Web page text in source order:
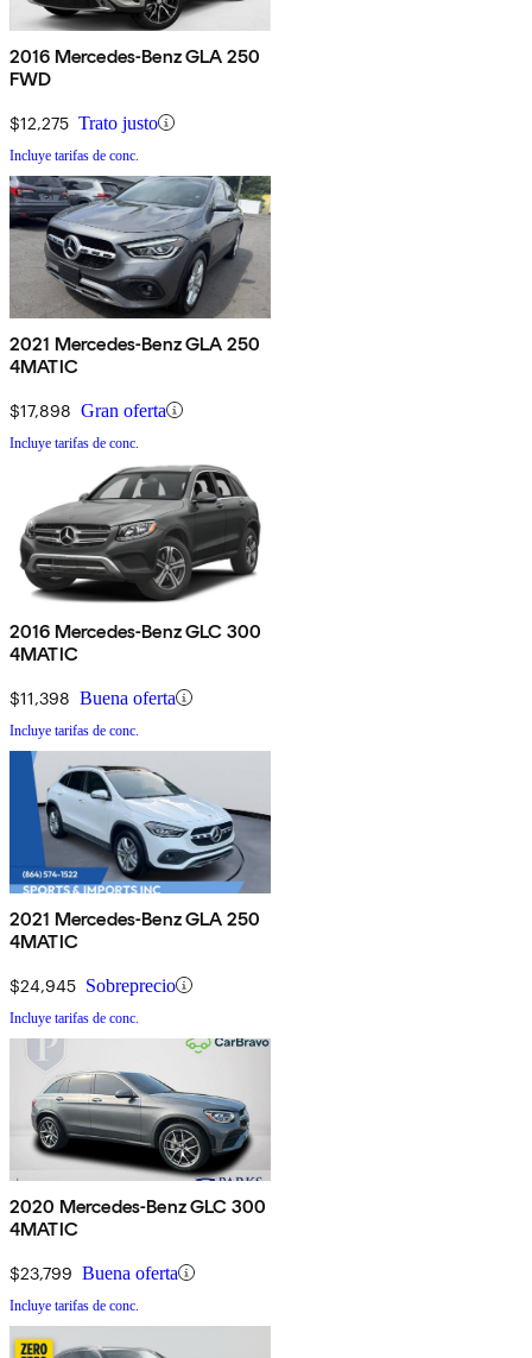
2016 Mercedes-Benz GLA 250
FWD
$12,275 Trato justo
Incluye tarifas de conc.
2021 Mercedes-Benz GLA 250
4MATIC
$17,898 Gran oferta
Incluye tarifas de conc.
2016 Mercedes-Benz GLC 300
4MATIC
$11,398 Buena oferta
Incluye tarifas de conc.
2021 Mercedes-Benz GLA 250
4MATIC
$24,945 Sobreprecio
Incluye tarifas de conc.
2020 Mercedes-Benz GLC 300
4MATIC
$23,799 Buena oferta
Incluye tarifas de conc.